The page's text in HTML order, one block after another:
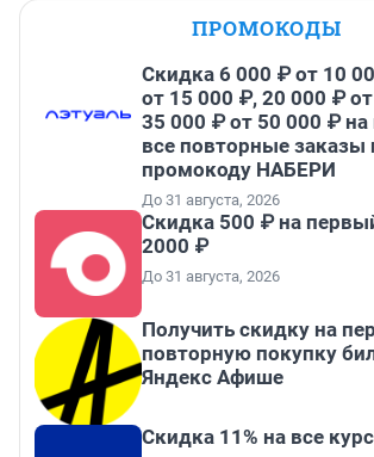
ПРОМОКОДЫ
Скидка 6 000 ₽ от 10
от 15 000 ₽, 20 000 ₽
35 000 ₽ от 50 000 ₽
все повторные заказы
промокоду НАБЕРИ
До 31 августа, 2026
Скидка 500 ₽ на
2000 ₽
До 31 августа, 2026
Получить скидку на
повторную покупку
Яндекс Афише
Скидка 11% на все